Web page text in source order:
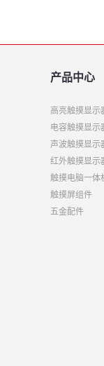
产品中心
高亮触摸显示
电容触摸显示
声波触摸显示
红外触摸显示
触摸电脑一体
触摸屏组件
五金配件